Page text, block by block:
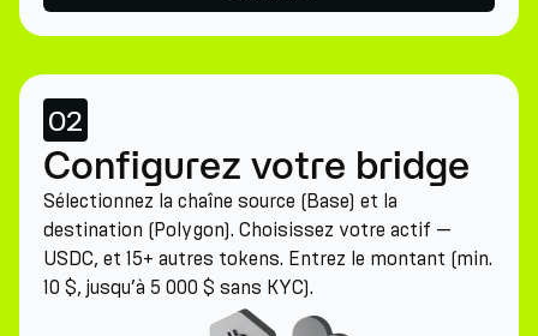
02
Configurez votre bridge
Sélectionnez la chaîne source (Base) et la
destination (Polygon). Choisissez votre actif —
USDC, et 15+ autres tokens. Entrez le montant (min.
10 $, jusqu’à 5 000 $ sans KYC).